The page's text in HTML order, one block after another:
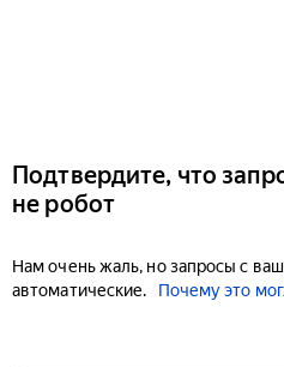
Подтвердите, что
не робот
Нам очень жаль, но запросы с
автоматические.
Почему это